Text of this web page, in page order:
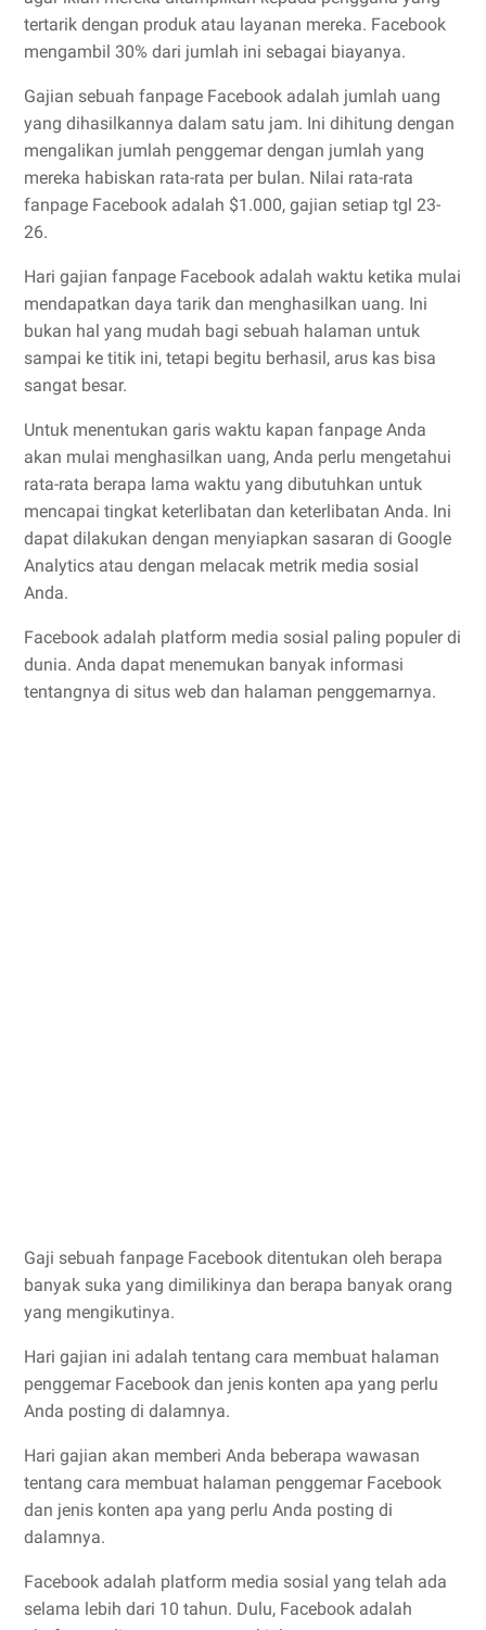
tertarik dengan produk atau layanan mereka. Facebook
mengambil 30% dari jumlah ini sebagai biayanya.
Gajian sebuah fanpage Facebook adalah jumlah uang
yang dihasilkannya dalam satu jam. Ini dihitung dengan
mengalikan jumlah penggemar dengan jumlah yang
mereka habiskan rata-rata per bulan. Nilai rata-rata
fanpage Facebook adalah $1.000, gajian setiap tgl 23-
26.
Hari gajian fanpage Facebook adalah waktu ketika mulai
mendapatkan daya tarik dan menghasilkan uang. Ini
bukan hal yang mudah bagi sebuah halaman untuk
sampai ke titik ini, tetapi begitu berhasil, arus kas bisa
sangat besar.
Untuk menentukan garis waktu kapan fanpage Anda
akan mulai menghasilkan uang, Anda perlu mengetahui
rata-rata berapa lama waktu yang dibutuhkan untuk
mencapai tingkat keterlibatan dan keterlibatan Anda. Ini
dapat dilakukan dengan menyiapkan sasaran di Google
Analytics atau dengan melacak metrik media sosial
Anda.
Facebook adalah platform media sosial paling populer di
dunia. Anda dapat menemukan banyak informasi
tentangnya di situs web dan halaman penggemarnya.
Gaji sebuah fanpage Facebook ditentukan oleh berapa
banyak suka yang dimilikinya dan berapa banyak orang
yang mengikutinya.
Hari gajian ini adalah tentang cara membuat halaman
penggemar Facebook dan jenis konten apa yang perlu
Anda posting di dalamnya.
Hari gajian akan memberi Anda beberapa wawasan
tentang cara membuat halaman penggemar Facebook
dan jenis konten apa yang perlu Anda posting di
dalamnya.
Facebook adalah platform media sosial yang telah ada
selama lebih dari 10 tahun. Dulu, Facebook adalah